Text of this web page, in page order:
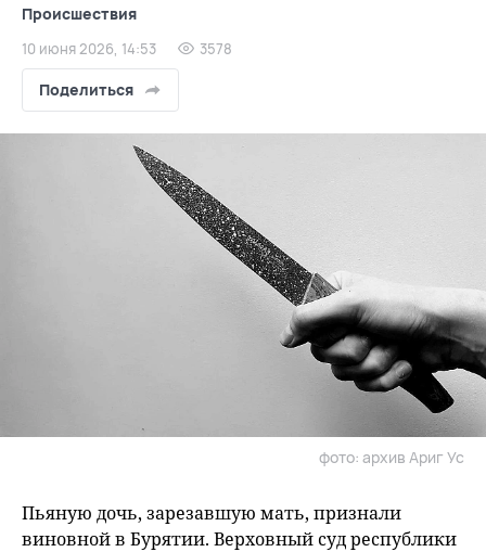
Происшествия
10 июня 2026, 14:53 3578
Поделиться
фото: архив Ариг Ус
Пьяную дочь, зарезавшую мать, признали
виновной в Бурятии. Верховный суд республики